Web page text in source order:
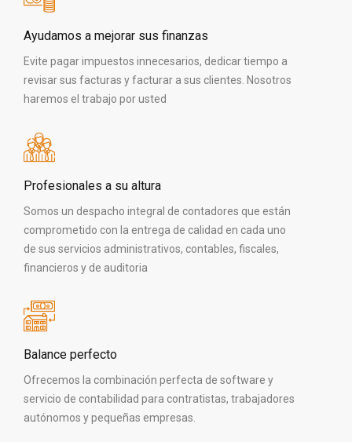
Ayudamos a mejorar sus finanzas
Evite pagar impuestos innecesarios, dedicar tiempo a
revisar sus facturas y facturar a sus clientes. Nosotros
haremos el trabajo por usted
Profesionales a su altura
Somos un despacho integral de contadores que están
comprometido con la entrega de calidad en cada uno
de sus servicios administrativos, contables, fiscales,
financieros y de auditoria
Balance perfecto
Ofrecemos la combinación perfecta de software y
servicio de contabilidad para contratistas, trabajadores
autónomos y pequeñas empresas.